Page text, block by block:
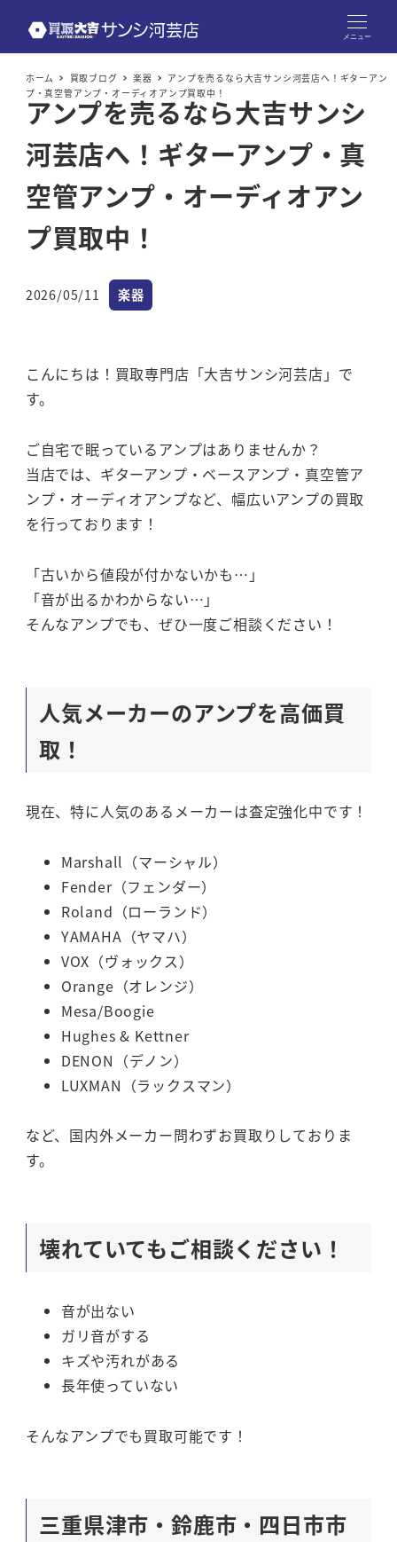
メニュー
ホーム 買取ブログ 楽器
アンプを売るなら大吉サンシ河芸店へ！ギターアン
プ・真空管アンプ・オーディオアンプ買取中！
アンプを売るなら大吉サンシ
河芸店へ！ギターアンプ・真
空管アンプ・オーディオアン
プ買取中！
投稿日
2026/05/11 カテゴリー
楽器
こんにちは！買取専門店「大吉サンシ河芸店」で
す。
ご自宅で眠っているアンプはありませんか？
当店では、ギターアンプ・ベースアンプ・真空管ア
ンプ・オーディオアンプなど、幅広いアンプの買取
を行っております！
「古いから値段が付かないかも…」
「音が出るかわからない…」
そんなアンプでも、ぜひ一度ご相談ください！
人気メーカーのアンプを高価買
取！
現在、特に人気のあるメーカーは査定強化中です！
Marshall（マーシャル）
Fender（フェンダー）
Roland（ローランド）
YAMAHA（ヤマハ）
VOX（ヴォックス）
Orange（オレンジ）
Mesa/Boogie
Hughes & Kettner
DENON（デノン）
LUXMAN（ラックスマン）
など、国内外メーカー問わずお買取りしておりま
す。
壊れていてもご相談ください！
音が出ない
ガリ音がする
キズや汚れがある
長年使っていない
そんなアンプでも買取可能です！
三重県津市・鈴鹿市・四日市市